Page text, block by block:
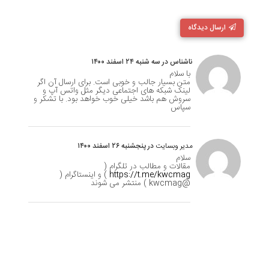
ارسال دیدگاه
ناشناس در سه شنبه ۲۴ اسفند ۱۴۰۰
با سلام
متن بسیار جالب و خوبی است. برای ارسال آن اگر
لینک شبکه های اجتماعی دیگر مثل واتس آپ و
سروش هم باشد خیلی خوب خواهد بود. با تشکر و
سپاس
مدیر وبسایت در پنجشنبه ۲۶ اسفند ۱۴۰۰
سلام
مقالات و مطالب در تلگرام (
https://t.me/kwcmag ) و اینستاگرام (
@kwcmag ) منتشر می شوند